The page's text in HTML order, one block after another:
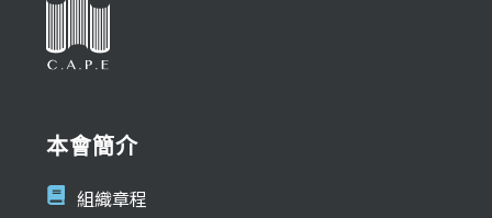
本會簡介
組織章程